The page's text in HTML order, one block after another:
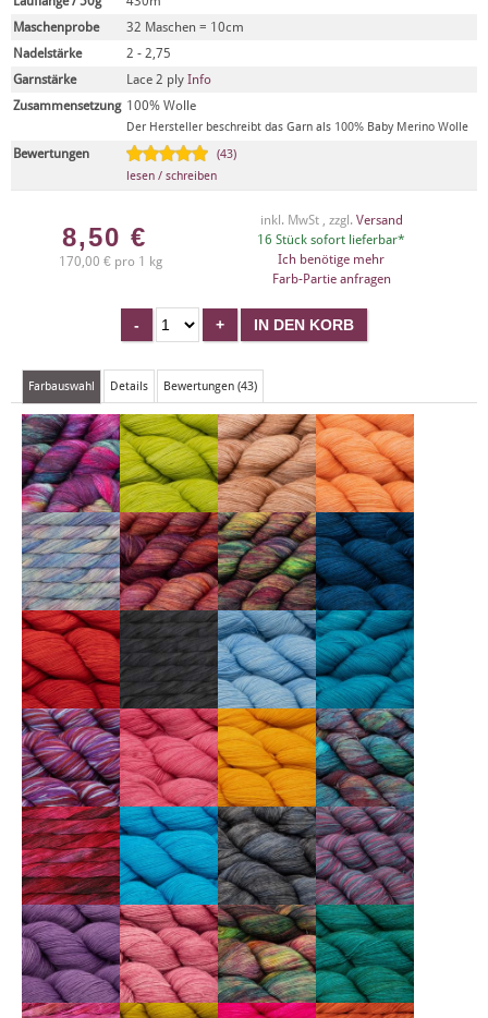
Maschenprobe
32 Maschen = 10cm
Nadelstärke
2 - 2,75
Garnstärke
Lace 2 ply Info
Zusammensetzung 100% Wolle
Der Hersteller beschreibt das Garn als 100% Baby Merino Wolle
Bewertungen
(43)
lesen / schreiben
8,50 €
170,00 € pro 1 kg
inkl. MwSt , zzgl. Versand
16 Stück sofort lieferbar*
Ich benötige mehr
Farb-Partie anfragen
Farbauswahl Details Bewertungen (43)